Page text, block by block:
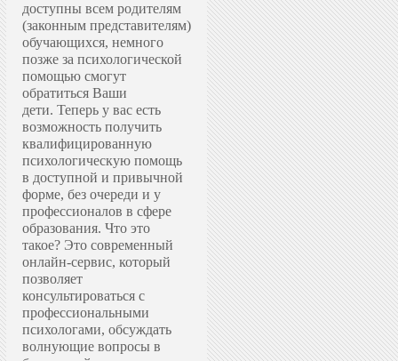
доступны всем родителям
(законным представителям)
обучающихся, немного
позже за психологической
помощью смогут
обратиться Ваши
дети. Теперь у вас есть
возможность получить
квалифицированную
психологическую помощь
в доступной и привычной
форме, без очереди и у
профессионалов в сфере
образования. Что это
такое? Это современный
онлайн-сервис, который
позволяет
консультироваться с
профессиональными
психологами, обсуждать
волнующие вопросы в